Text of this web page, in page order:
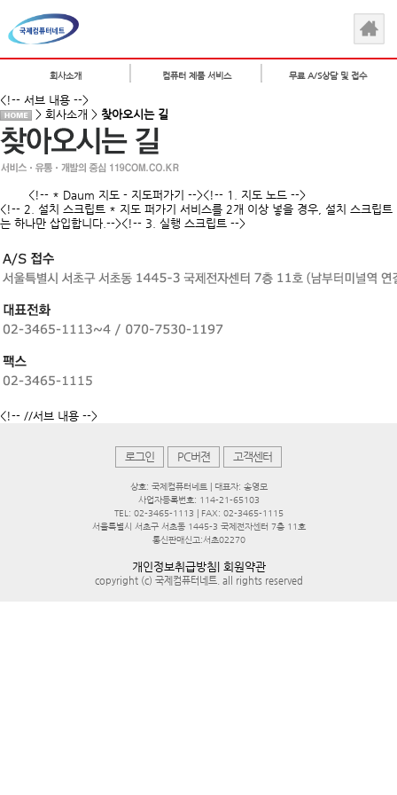
회사소개 컴퓨터 제품 서비스 무료 A/S상담 및 접수
<!-- 서브 내용 -->
> 회사소개 > 찾아오시는 길
<!-- * Daum 지도 - 지도퍼가기 --><!-- 1. 지도 노드 -->
<!-- 2. 설치 스크립트 * 지도 퍼가기 서비스를 2개 이상 넣을 경우, 설치 스크립트
는 하나만 삽입합니다.--><!-- 3. 실행 스크립트 -->
<!-- //서브 내용 -->
로그인 PC버젼 고객센터
상호: 국제컴퓨터네트 | 대표자: 송영모
사업자등록번호: 114-21-65103
TEL: 02-3465-1113 | FAX: 02-3465-1115
서울특별시 서초구 서초동 1445-3 국제전자센터 7층 11호
통신판매신고:서초02270
개인정보취급방침 회원약관
copyright (c) 국제컴퓨터네트. all rights reserved